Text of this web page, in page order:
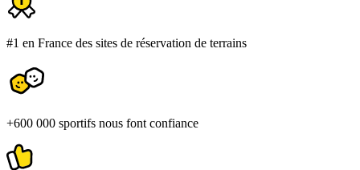
#1 en France des sites de réservation de terrains
+600 000 sportifs nous font confiance